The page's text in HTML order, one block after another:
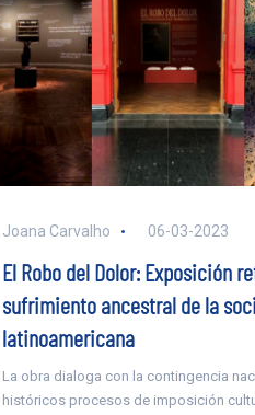
Joana Carvalho 06-03-2023
El Robo del Dolor: Exposición
sufrimiento ancestral de la
latinoamericana
La obra dialoga con la contingencia
históricos procesos de imposición